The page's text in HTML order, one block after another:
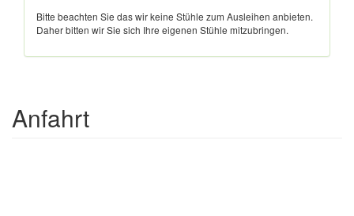
Bitte beachten Sie das wir keine Stühle zum Ausleihen anbieten.
Daher bitten wir Sie sich Ihre eigenen Stühle mitzubringen.
Anfahrt